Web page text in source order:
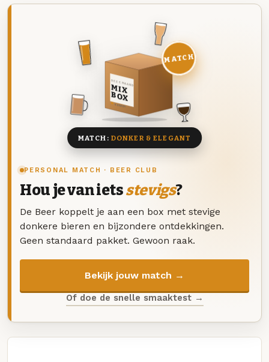
PERSONAL MATCH · BEER CLUB
Hou je van ietsstevigs?
De Beer koppelt je aan een box met stevige
donkere bieren en bijzondere ontdekkingen.
Geen standaard pakket. Gewoon raak.
Bekijk jouw match →
Of doe de snelle smaaktest →
DEZE MAAND
MIX
BOX
8 BIEREN
MATCH
MATCH: DONKER & ELEGANT